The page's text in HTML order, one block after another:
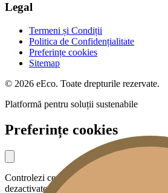
Legal
Termeni și Condiții
Politica de Confidențialitate
Preferințe cookies
Sitemap
© 2026 eEco. Toate drepturile rezervate.
Platformă pentru soluții sustenabile
Preferințe cookies
Controlezi ce date partajezi cu noi.
dezactivate — sunt esențiale pentru